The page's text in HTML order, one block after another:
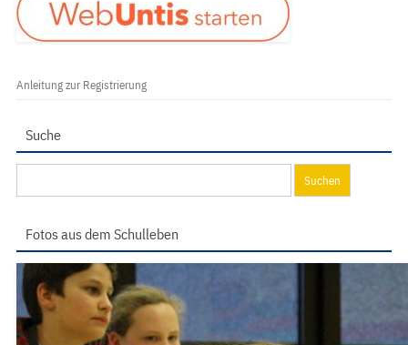
Anleitung zur Registrierung
Suche
nach:
Fotos aus dem Schulleben